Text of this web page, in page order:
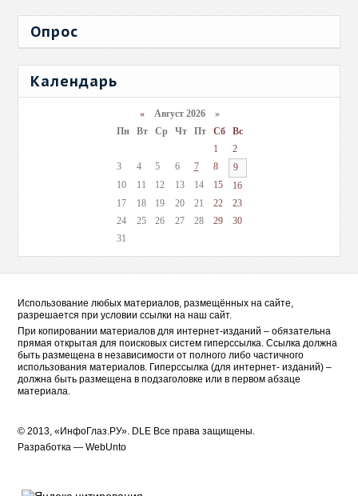
Опрос
Календарь
«Август 2026 »
Пн
Вт Ср Чт Пт Сб
Вс
1
2
3
4 5 6 7 8
9
10
11 12 13 14 15
16
17
18 19 20 21 22
23
24
25 26 27 28 29
30
31
Использование любых материалов, размещённых на сайте,
разрешается при условии ссылки на наш сайт.
При копировании материалов для интернет-изданий – обязательна
прямая открытая для поисковых систем гиперссылка. Ссылка должна
быть размещена в независимости от полного либо частичного
использования материалов. Гиперссылка (для интернет- изданий) –
должна быть размещена в подзаголовке или в первом абзаце
материала.
© 2013, «ИнфоГлаз.РУ». DLE Все права защищены.
Разработка —WebUnto